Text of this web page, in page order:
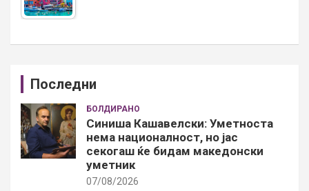
Последни
БОЛДИРАНО
Синиша Кашавелски: Уметноста
нема националност, но јас
секогаш ќе бидам македонски
уметник
07/08/2026